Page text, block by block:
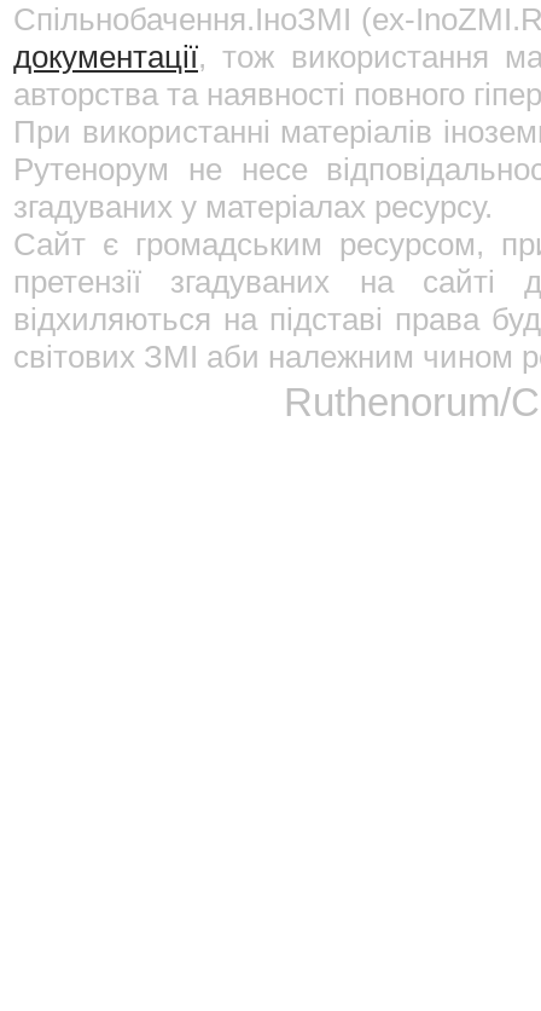
Спільнобачення.ІноЗМІ (ex-
документації, тож використання
авторства та наявності повного
При використанні матеріалів
Рутенорум не несе
згадуваних у матеріалах ресурсу.
Сайт є громадським ресурсом,
претензії згадуваних на сайті
відхиляються на підставі права
світових ЗМІ аби належним чином
Ruthenorum/